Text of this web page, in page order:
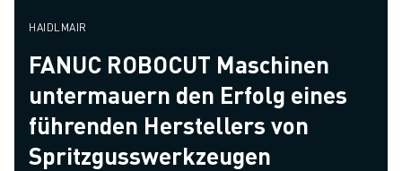
HAIDLMAIR
FANUC ROBOCUT Maschinen
untermauern den Erfolg eines
führenden Herstellers von
Spritzgusswerkzeugen